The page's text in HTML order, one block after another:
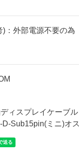
：外部電源不要の為
ィスプレイケーブ
Sub15pin(ミニ)オス